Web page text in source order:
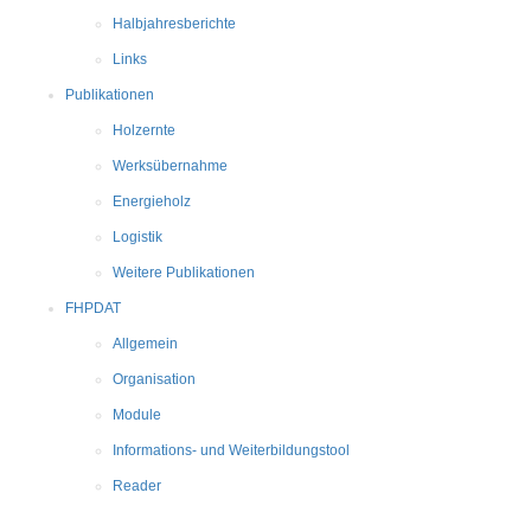
Halbjahresberichte
Links
Publikationen
Holzernte
Werksübernahme
Energieholz
Logistik
Weitere Publikationen
FHPDAT
Allgemein
Organisation
Module
Informations- und Weiterbildungstool
Reader